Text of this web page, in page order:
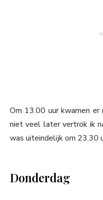
Om 13.00 uur kwamen er
niet veel later vertrok ik
was uiteindelijk om 23.30
Donderdag